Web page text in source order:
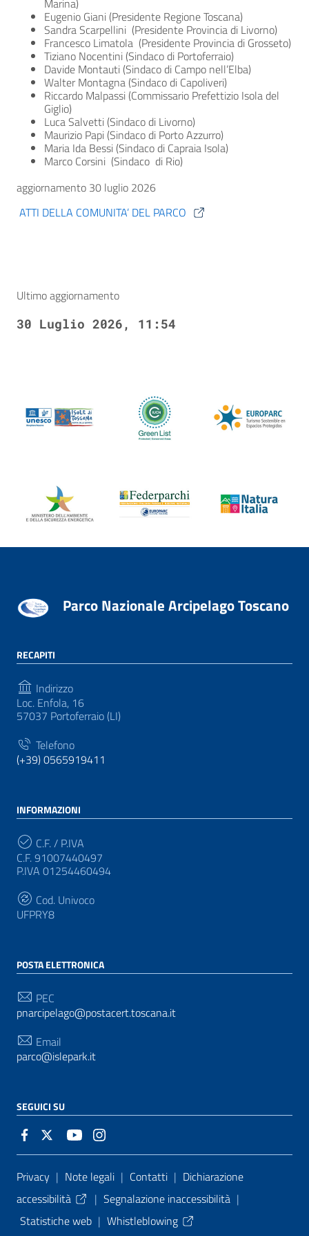
Eugenio Giani (Presidente Regione Toscana)
Sandra Scarpellini (Presidente Provincia di Livorno)
Francesco Limatola (Presidente Provincia di Grosseto)
Tiziano Nocentini (Sindaco di Portoferraio)
Davide Montauti (Sindaco di Campo nell’Elba)
Walter Montagna (Sindaco di Capoliveri)
Riccardo Malpassi (Commissario Prefettizio Isola del
Giglio)
Luca Salvetti (Sindaco di Livorno)
Maurizio Papi (Sindaco di Porto Azzurro)
Maria Ida Bessi (Sindaco di Capraia Isola)
Marco Corsini (Sindaco di Rio)
aggiornamento 30 luglio 2026
ATTI DELLA COMUNITA’ DEL PARCO
Ultimo aggiornamento
30 Luglio 2026, 11:54
Parco Nazionale Arcipelago Toscano
RECAPITI
Indirizzo
Loc. Enfola, 16
57037 Portoferraio (LI)
Telefono
(+39) 0565919411
INFORMAZIONI
C.F. / P.IVA
C.F. 91007440497
P.IVA 01254460494
Cod. Univoco
UFPRY8
POSTA ELETTRONICA
PEC
pnarcipelago@postacert.toscana.it
Email
parco@islepark.it
SEGUICI SU
Sezione Link Utili
Privacy | Note legali | Contatti | Dichiarazione
accessibilità
| Segnalazione inaccessibilità |
Statistiche web | Whistleblowing